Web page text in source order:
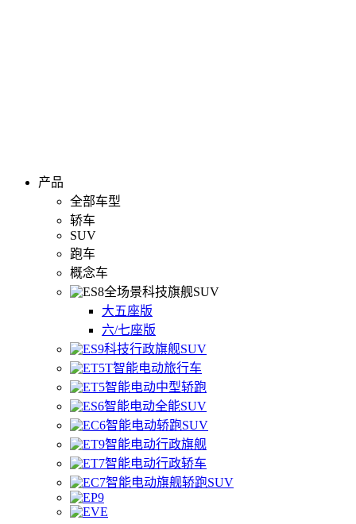
产品
全部车型
轿车
SUV
跑车
概念车
全场景科技旗舰SUV
大五座版
六/七座版
科技行政旗舰SUV
智能电动旅行车
智能电动中型轿跑
智能电动全能SUV
智能电动轿跑SUV
智能电动行政旗舰
智能电动行政轿车
智能电动旗舰轿跑SUV